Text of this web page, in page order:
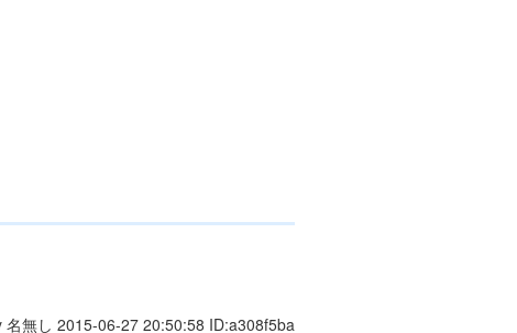
名無し 2015-06-27 20:50:58 ID:a308f5ba